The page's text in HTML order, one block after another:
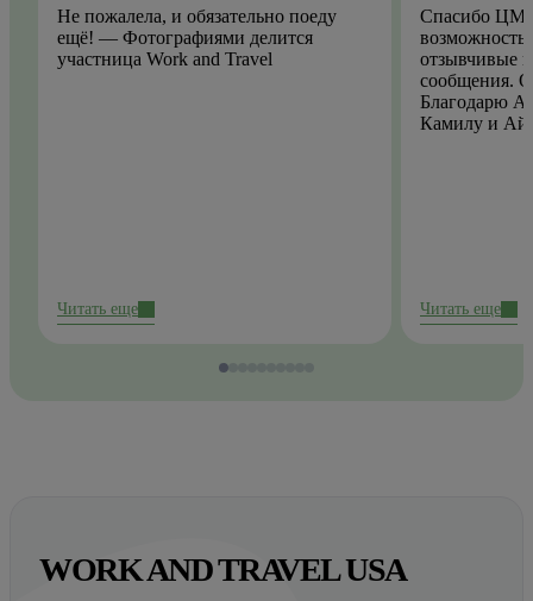
Не пожалела, и обязательно поеду
ещё! — Фотографиями делится
участница Work and Travel
Читать еще
Спасибо ЦМО
отзывчивые
сообщения.
Благодарю
Камилу и
Читать еще
WORK AND TRAVEL USA